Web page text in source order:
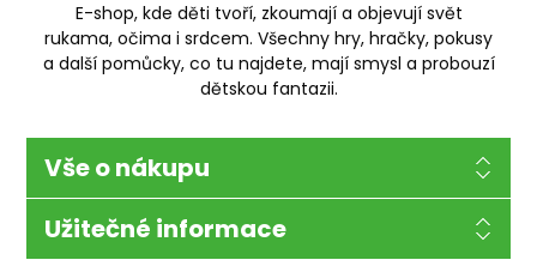
E-shop, kde děti tvoří, zkoumají a objevují svět
rukama, očima i srdcem. Všechny hry, hračky, pokusy
a další pomůcky, co tu najdete, mají smysl a probouzí
dětskou fantazii.
Vše o nákupu
Užitečné informace